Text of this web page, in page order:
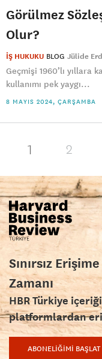
Görülmez
Olur?
İŞ HUKUKU BLOG Jülide
Geçmişi 1960’lı yıllara
kullanımı pek yaygı...
8 MAYIS 2024, ÇARŞAMBA
1 2
Sınırsız
Zamanı
HBR Türkiye
platformlardan
ABONELİĞİMİ BAŞLAT